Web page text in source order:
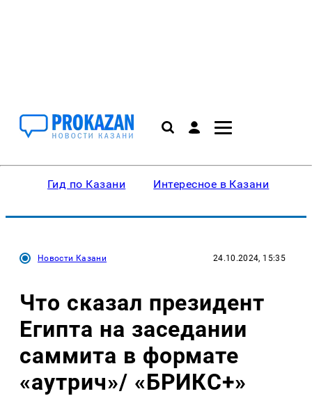
Гид по Казани Интересное в Казани
Новости Казани 24.10.2024, 15:35
Что сказал президент
Египта на заседании
саммита в формате
«аутрич»/ «БРИКС+»